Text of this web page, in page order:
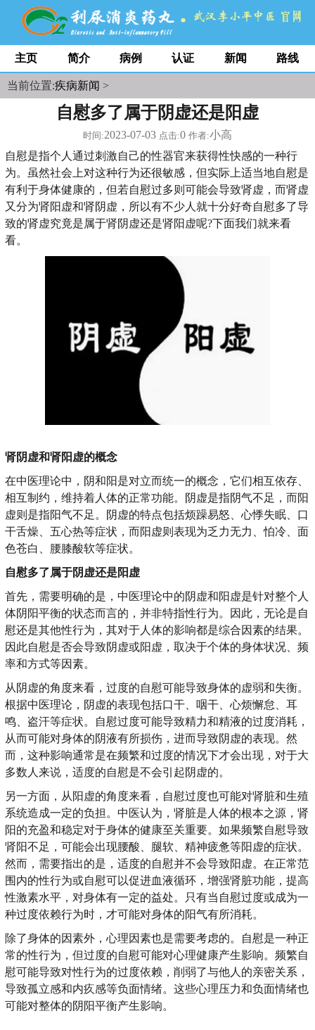
主页 简介 病例 认证 新闻 路线
当前位置:疾病新闻 >
自慰多了属于阴虚还是阳虚
时间:2023-07-03 点击:0 作者:小高
自慰是指个人通过刺激自己的性器官来获得性快感的一种行
为。虽然社会上对这种行为还很敏感，但实际上适当地自慰是
有利于身体健康的，但若自慰过多则可能会导致肾虚，而肾虚
又分为肾阳虚和肾阴虚，所以有不少人就十分好奇自慰多了导
致的肾虚究竟是属于肾阴虚还是肾阳虚呢?下面我们就来看
看。
肾阴虚和肾阳虚的概念
在中医理论中，阴和阳是对立而统一的概念，它们相互依存、
相互制约，维持着人体的正常功能。阴虚是指阴气不足，而阳
虚则是指阳气不足。阴虚的特点包括烦躁易怒、心悸失眠、口
干舌燥、五心热等症状，而阳虚则表现为乏力无力、怕冷、面
色苍白、腰膝酸软等症状。
自慰多了属于阴虚还是阳虚
首先，需要明确的是，中医理论中的阴虚和阳虚是针对整个人
体阴阳平衡的状态而言的，并非特指性行为。因此，无论是自
慰还是其他性行为，其对于人体的影响都是综合因素的结果。
因此自慰是否会导致阴虚或阳虚，取决于个体的身体状况、频
率和方式等因素。
从阴虚的角度来看，过度的自慰可能导致身体的虚弱和失衡。
根据中医理论，阴虚的表现包括口干、咽干、心烦懈怠、耳
鸣、盗汗等症状。自慰过度可能导致精力和精液的过度消耗，
从而可能对身体的阴液有所损伤，进而导致阴虚的表现。然
而，这种影响通常是在频繁和过度的情况下才会出现，对于大
多数人来说，适度的自慰是不会引起阴虚的。
另一方面，从阳虚的角度来看，自慰过度也可能对肾脏和生殖
系统造成一定的负担。中医认为，肾脏是人体的根本之源，肾
阳的充盈和稳定对于身体的健康至关重要。如果频繁自慰导致
肾阳不足，可能会出现腰酸、腿软、精神疲惫等阳虚的症状。
然而，需要指出的是，适度的自慰并不会导致阳虚。在正常范
围内的性行为或自慰可以促进血液循环，增强肾脏功能，提高
性激素水平，对身体有一定的益处。只有当自慰过度或成为一
种过度依赖行为时，才可能对身体的阳气有所消耗。
除了身体的因素外，心理因素也是需要考虑的。自慰是一种正
常的性行为，但过度的自慰可能对心理健康产生影响。频繁自
慰可能导致对性行为的过度依赖，削弱了与他人的亲密关系，
导致孤立感和内疚感等负面情绪。这些心理压力和负面情绪也
可能对整体的阴阳平衡产生影响。